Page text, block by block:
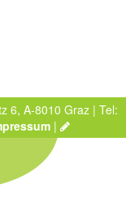
6, A-8010 Graz | Tel:
|